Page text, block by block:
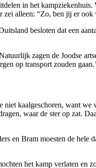
in het kampziekenhuis.
zei alleen: “Zo, ben jij er ook
besloten dat een
zagen de Joodse
op transport zouden gaan.’
kaalgeschoren, want we
waar de ster op zat.
en Bram moesten de hele
het kamp verlaten en